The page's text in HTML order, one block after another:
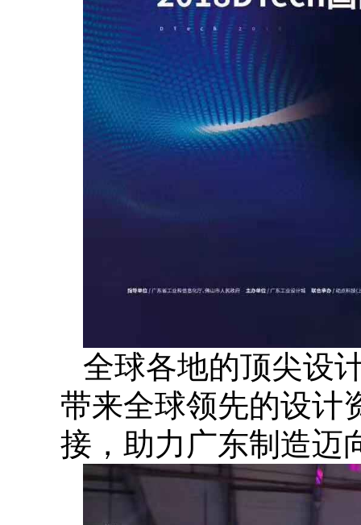
全球各地的顶尖设
带来全球领先的设计
接，助力广东制造迈